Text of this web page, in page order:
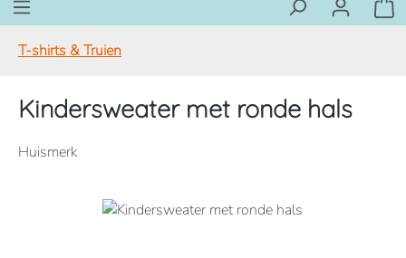
T-shirts & Truien
Kindersweater met ronde hals
Huismerk
Afbeeldingengalerij overslaan